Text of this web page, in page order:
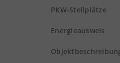
PKW-Stellplätze
Energieausweis